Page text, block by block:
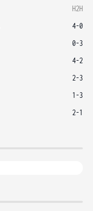
H2H
4-0
0-3
4-2
2-3
1-3
2-1